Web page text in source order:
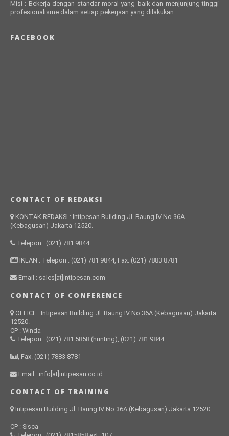
Misi : Bekerja dengan standar moral yang baik dan menjunjung tinggi
profesionalisme dalam setiap pekerjaan yang dilakukan.
FACEBOOK
CONTACT OF REDAKSI
KONTAK REDAKSI : Intipesan Building Jl. Baung IV No.36A
(Kebagusan) Jakarta 12520.
Telepon : (021) 781 9844
IKLAN : Telepon : (021) 781 9844, Fax. (021) 7883 8781
Email : sales[at]intipesan.com
CONTACT OF CONFERENCE
OFFICE : Intipesan Building Jl. Baung IV No.36A (Kebagusan) Jakarta
12520.
CP : Winda
Telepon : (021) 781 5858 (hunting), (021) 781 9844
, Fax. (021) 7883 8781
Email : info[at]intipesan.co.id
CONTACT OF TRAINING
Intipesan Building Jl. Baung IV No.36A (Kebagusan) Jakarta 12520.
CP : Sisca